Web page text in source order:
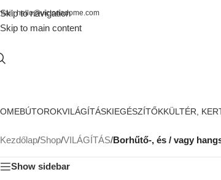
Skip to navigation
Skip to main content
hello@victoriadome.com
BÚTOROKVILÁGÍTÁSKIEGÉSZÍTŐKKÜLTÉR,
Kezdőlap/Shop/VILÁGÍTÁS/Borhűtő-, és / vagy
Show sidebar